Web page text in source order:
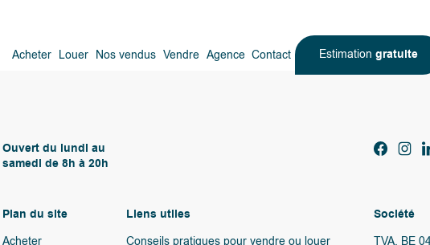
Acheter Louer Nos vendus Vendre Agence Contact Estimation gratuite
Ouvert du lundi au
samedi de 8h à 20h
Plan du site
Acheter
Liens utiles
Conseils pratiques pour vendre ou louer
Société
TVA. BE